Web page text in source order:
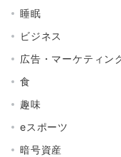
睡眠
ビジネス
広告・マーケティン
食
趣味
eスポーツ
暗号資産